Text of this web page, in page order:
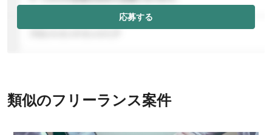
応募する
類似のフリーランス案件